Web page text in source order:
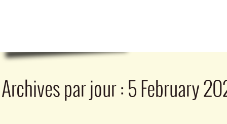
Archives par jour : 5 February